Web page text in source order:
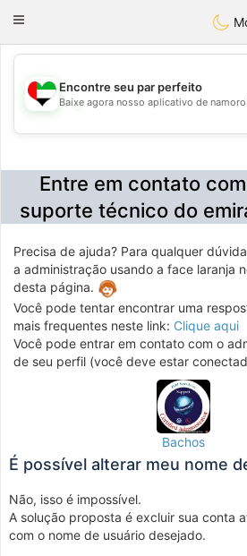
Emirates
Toggle
💖
Encontre seu par perfeito
Baixe agora nosso aplicativo de namoro!
Entre em contato
suporte técnico do
Precisa de ajuda? Para qualquer
a administração usando a face laranja
desta página.
Você pode tentar encontrar uma
mais frequentes neste link: Clique aqui
Você pode entrar em contato com o
de seu perfil (você deve estar
Bachos
É possível alterar meu nome
Não, isso é impossível.
A solução proposta é excluir sua conta
com o nome de usuário desejado.